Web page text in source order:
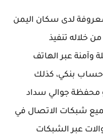
لدى سكان اليمن
خلاله تنفيذ
وآمنة عبر الهاتف
حساب بنكي، كذلك
محفظة جوالي سداد
شبكات الاتصال في
عبر الشبكات